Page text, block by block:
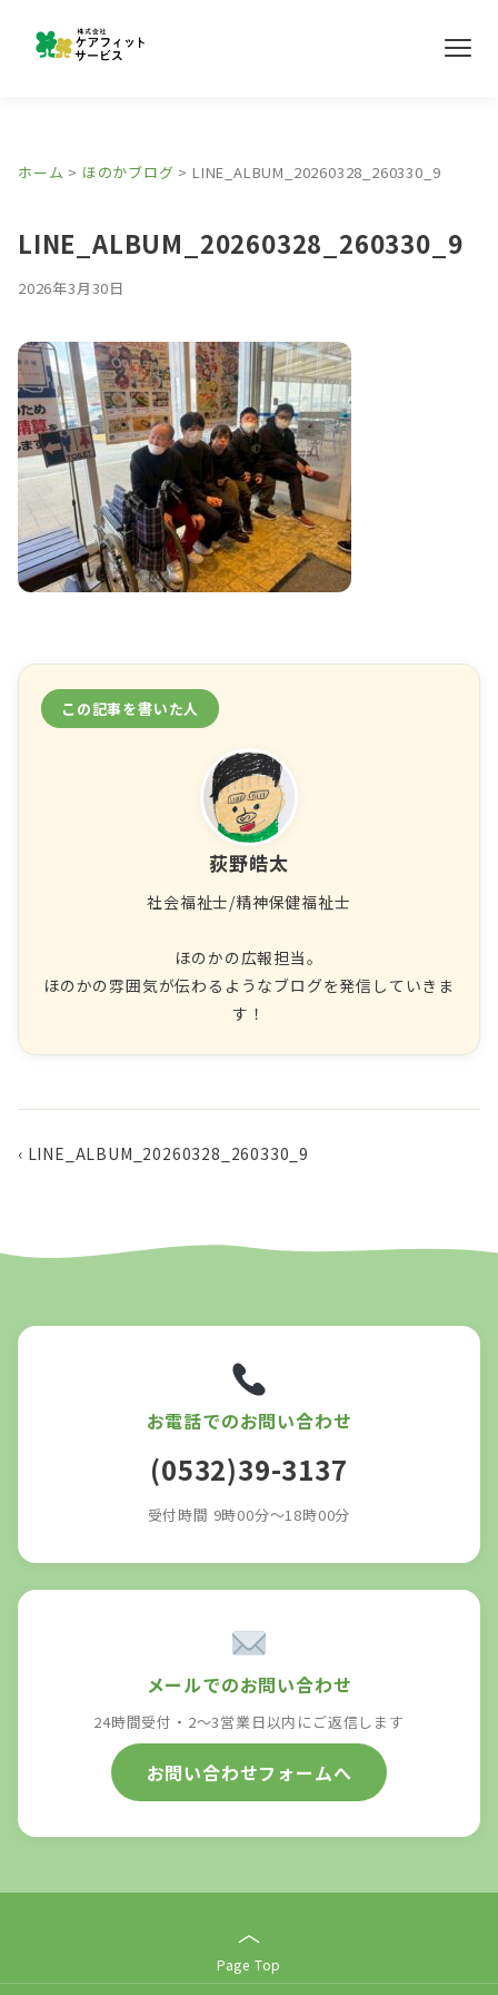
採用情報
ホーム > ほのかブログ >LINE_ALBUM_20260328_260330_9
LINE_ALBUM_20260328_260330_9
2026年3月30日
この記事を書いた人
荻野皓太
社会福祉士/精神保健福祉士
ほのかの広報担当。
ほのかの雰囲気が伝わるようなブログを発信していきま
す！
‹ LINE_ALBUM_20260328_260330_9
お電話でのお問い合わせ
(0532)39-3137
受付時間 9時00分～18時00分
メールでのお問い合わせ
24時間受付・2〜3営業日以内にご返信します
お問い合わせフォームへ
︿
Page Top